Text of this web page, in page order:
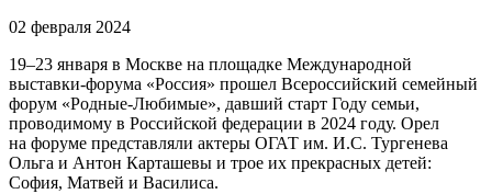
02 февраля 2024
19–23 января в Москве на площадке Международной
выставки-форума «Россия» прошел Всероссийский семейный
форум «Родные-Любимые», давший старт Году семьи,
проводимому в Российской федерации в 2024 году. Орел
на форуме представляли актеры ОГАТ им. И.С. Тургенева
Ольга и Антон Карташевы и трое их прекрасных детей:
София, Матвей и Василиса.